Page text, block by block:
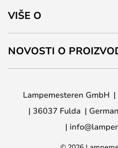
VIŠE O
NOVOSTI O
Lampemesteren GmbH
36037 Fulda